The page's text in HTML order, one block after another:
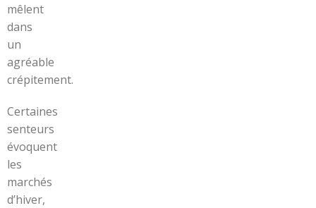
mêlent
dans
un
agréable
crépitement.
Certaines
senteurs
évoquent
les
marchés
d’hiver,